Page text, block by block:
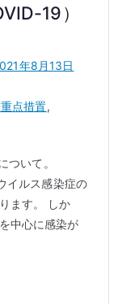
19）
年8月13日
点措置,
いて。
イルス感染症の
ます。 しか
中心に感染が